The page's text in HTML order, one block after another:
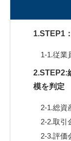
1.STEP1
1-1.従業
2.STEP2:
模を判定
2-1.総資
2-2.取引
2-3.評価